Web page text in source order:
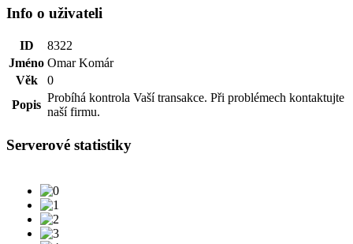
Info o uživateli
ID
8322
Jméno Omar Komár
Věk
0
Popis
Probíhá kontrola Vaší transakce. Při problémech kontaktujte
naší firmu.
Serverové statistiky